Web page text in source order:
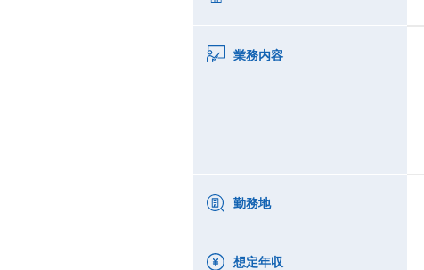
業務内容
勤務地
想定年収